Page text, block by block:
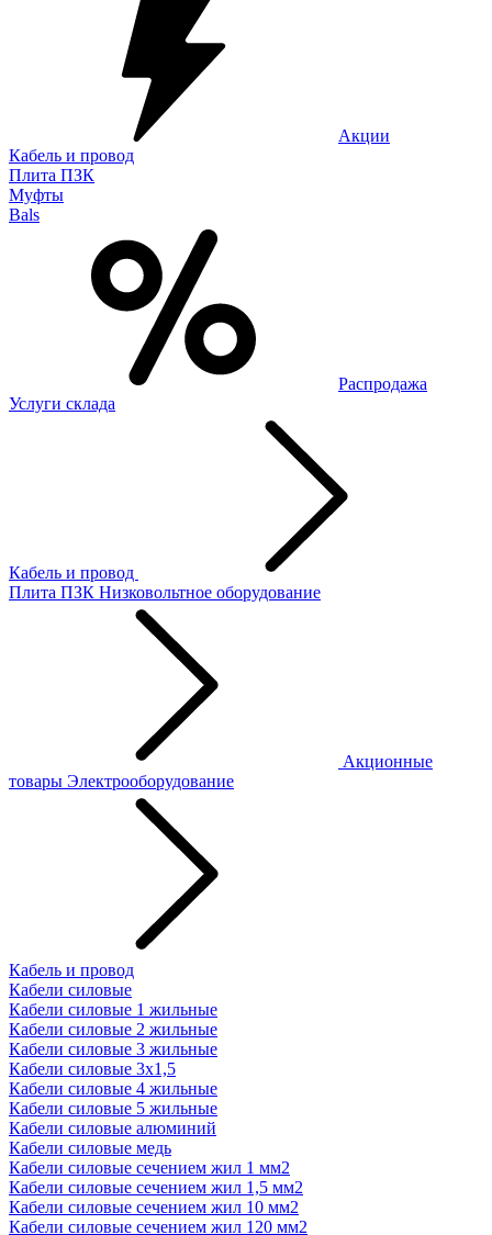
Акции
Кабель и провод
Плита ПЗК
Муфты
Bals
Распродажа
Услуги склада
Кабель и провод
Плита ПЗК Низковольтное оборудование
Акционные
товары Электрооборудование
Кабель и провод
Кабели силовые
Кабели силовые 1 жильные
Кабели силовые 2 жильные
Кабели силовые 3 жильные
Кабели силовые 3х1,5
Кабели силовые 4 жильные
Кабели силовые 5 жильные
Кабели силовые алюминий
Кабели силовые медь
Кабели силовые сечением жил 1 мм2
Кабели силовые сечением жил 1,5 мм2
Кабели силовые сечением жил 10 мм2
Кабели силовые сечением жил 120 мм2